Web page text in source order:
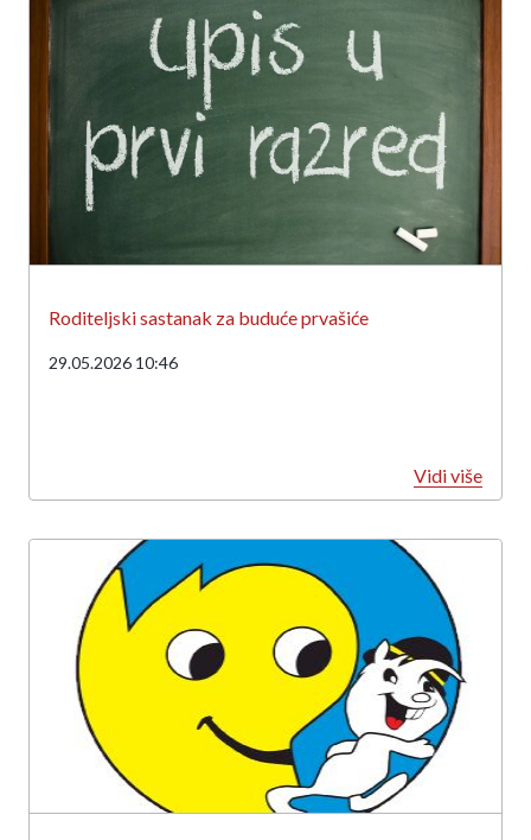
Roditeljski sastanak za buduće prvašiće
29.05.2026 10:46
Vidi više